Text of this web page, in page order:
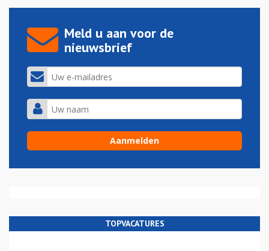
Meld u aan voor de
nieuwsbrief
TOPVACATURES